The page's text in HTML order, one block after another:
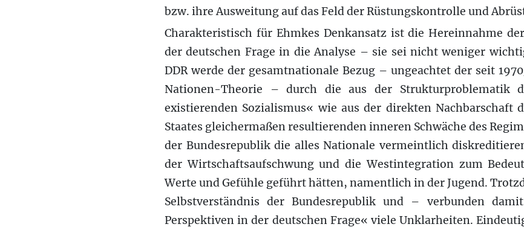
bzw. ihre Ausweitung auf das Feld der Rüstungskontrolle und
Charakteristisch für Ehmkes Denkansatz ist die Hereinnahme
der deutschen Frage in die Analyse – sie sei nicht weniger
DDR werde der gesamtnationale Bezug – ungeachtet der seit
Nationen-Theorie – durch die aus der Strukturproblematik
existierenden Sozialismus« wie aus der direkten Nachbarschaft
Staates gleichermaßen resultierenden inneren Schwäche des
der Bundesrepublik die alles Nationale vermeintlich
der Wirtschaftsaufschwung und die Westintegration zum
Werte und Gefühle geführt hätten, namentlich in der Jugend.
Selbstverständnis der Bundesrepublik und – verbunden
Perspektiven in der deutschen Frage« viele Unklarheiten.